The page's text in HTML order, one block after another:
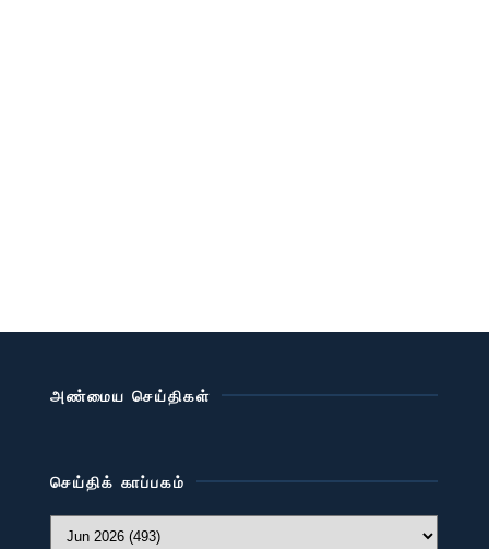
அண்மைய செய்திகள்
செய்திக் காப்பகம்